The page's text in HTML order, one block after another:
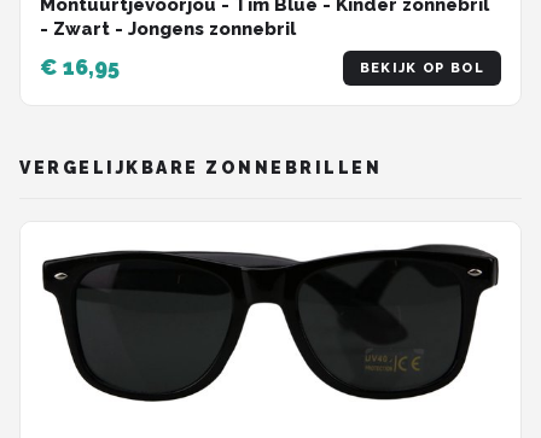
Montuurtjevoorjou - Tim Blue - Kinder zonnebril
- Zwart - Jongens zonnebril
€ 16,95 BEKIJK OP BOL
VERGELIJKBARE ZONNEBRILLEN